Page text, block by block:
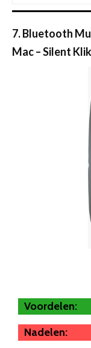
7. Bluetooth
Mac – Silent Klik
Voordelen:
Nadelen: